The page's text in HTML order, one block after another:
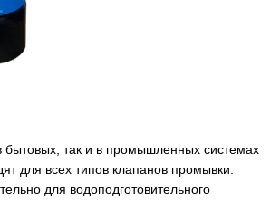
так и в промышленных системах
для всех типов клапанов промывки.
для водоподготовительного